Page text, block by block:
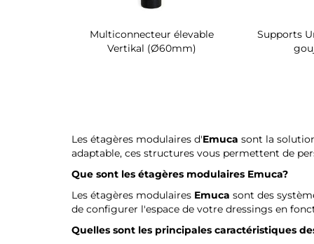
Multiconnecteur élevable
Vertikal (Ø60mm)
Supports
Les étagères modulaires d'Emuca sont la
adaptable, ces structures vous permettent de
Que sont les étagères modulaires Emuca?
Les étagères modulaires Emuca sont des
de configurer l'espace de votre dressings en
Quelles sont les principales caractéristiques